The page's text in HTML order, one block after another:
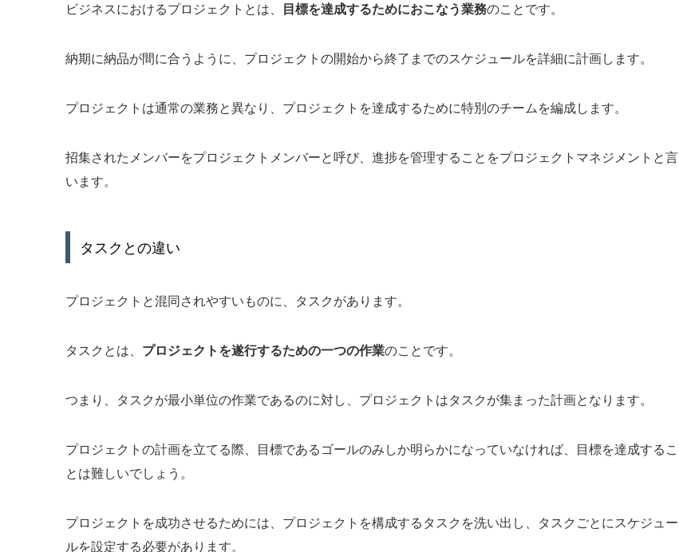
ビジネスにおけるプロジェクトとは、 目標を達成するためにおこなう業務のことです。
納期に納品が間に合うように、プロジェクトの開始から終了までのスケジュールを詳細に計画します。
プロジェクトは通常の業務と異なり、プロジェクトを達成するために特別のチームを編成します。
招集されたメンバーをプロジェクトメンバーと呼び、進捗を管理することをプロジェクトマネジメントと言
います。
タスクとの違い
プロジェクトと混同されやすいものに、タスクがあります。
タスクとは、 プロジェクトを遂行するための一つの作業のことです。
つまり、タスクが最小単位の作業であるのに対し、プロジェクトはタスクが集まった計画となります。
プロジェクトの計画を立てる際、目標であるゴールのみしか明らかになっていなければ、目標を達成するこ
とは難しいでしょう。
プロジェクトを成功させるためには、プロジェクトを構成するタスクを洗い出し、タスクごとにスケジュー
ルを設定する必要があります。